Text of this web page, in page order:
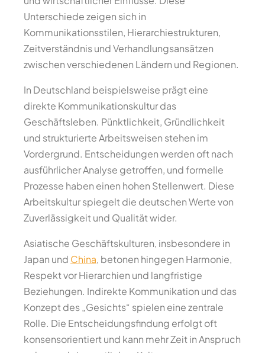
Unterschiede zeigen sich in
Kommunikationsstilen, Hierarchiestrukturen,
Zeitverständnis und Verhandlungsansätzen
zwischen verschiedenen Ländern und Regionen.
In Deutschland beispielsweise prägt eine
direkte Kommunikationskultur das
Geschäftsleben. Pünktlichkeit, Gründlichkeit
und strukturierte Arbeitsweisen stehen im
Vordergrund. Entscheidungen werden oft nach
ausführlicher Analyse getroffen, und formelle
Prozesse haben einen hohen Stellenwert. Diese
Arbeitskultur spiegelt die deutschen Werte von
Zuverlässigkeit und Qualität wider.
Asiatische Geschäftskulturen, insbesondere in
Japan und China, betonen hingegen Harmonie,
Respekt vor Hierarchien und langfristige
Beziehungen. Indirekte Kommunikation und das
Konzept des „Gesichts“ spielen eine zentrale
Rolle. Die Entscheidungsfindung erfolgt oft
konsensorientiert und kann mehr Zeit in Anspruch